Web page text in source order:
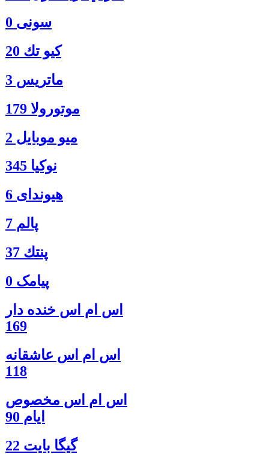
سونی 0
كيو تك 20
ماتريس 3
موتورولا 179
ميو موبايل 2
نوكيا 345
هیوندای 6
پالم 7
پنتك 37
پیامک 0
اس ام اس خنده دار
169
اس ام اس عاشقانه
118
اس ام اس مخصوص
ایام 90
گيگا بايت 22